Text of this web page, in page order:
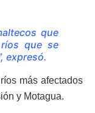
que
que se
expresó.
más afectados
y Motagua.